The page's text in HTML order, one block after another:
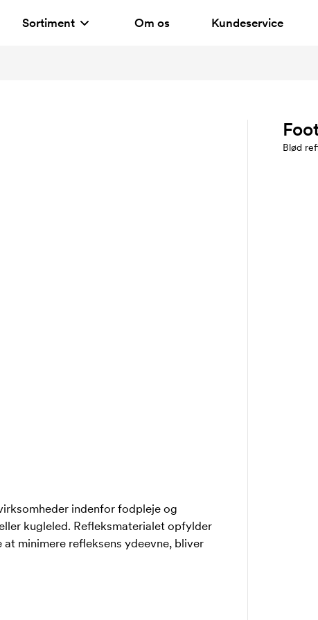
Sortiment Om os Kundeservice
Blød
indenfor fodpleje og
kugleled. Refleksmaterialet opfylder
minimere refleksens ydeevne, bliver